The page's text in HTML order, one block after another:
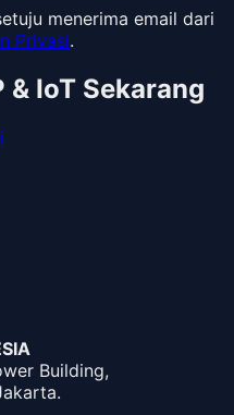
menerima email dari
Privasi.
& IoT Sekarang
Building,